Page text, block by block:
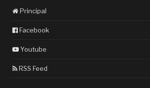
Principal
Facebook
Youtube
RSS Feed